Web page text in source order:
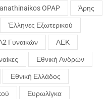
OPAP Άρης
Έλληνες Εξωτερικού
Γυναικών ΑΕΚ
Εθνική Ανδρών
Εθνική Ελλάδος
Ευρωλίγκα